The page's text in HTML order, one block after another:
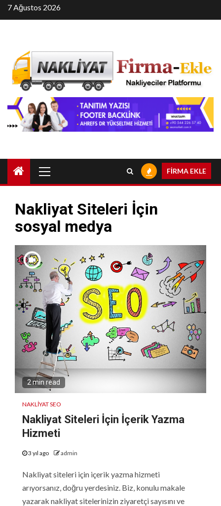
Skip
to
7 Ağustos 2026
Menu
FİRMA EKLE
Nakliyat Siteleri İçin
sosyal medya
2 min read
NAKLIYAT SEO
Nakliyat Siteleri İçin İçerik Yazma
Hizmeti
3 yıl ago admin
Nakliyat siteleri için içerik yazma hizmeti
arıyorsanız, doğru yerdesiniz. Biz, konulu makale
yazarak nakliyat sitelerinizin ziyaretçi sayısını ve